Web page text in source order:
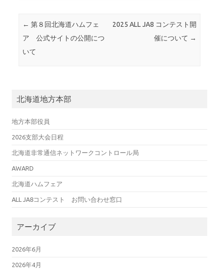
Post navigation
← 第８回北海道ハムフェ
ア 公式サイトの公開につ
いて
2025 ALL JA8 コンテスト開
催について →
北海道地方本部
地方本部役員
2026支部大会日程
北海道非常通信ネットワークコントロール局
AWARD
北海道ハムフェア
ALL JA8コンテスト お問い合わせ窓口
アーカイブ
2026年6月
2026年4月